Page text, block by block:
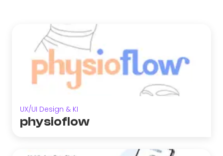
UX/UI Design & KI
physioflow